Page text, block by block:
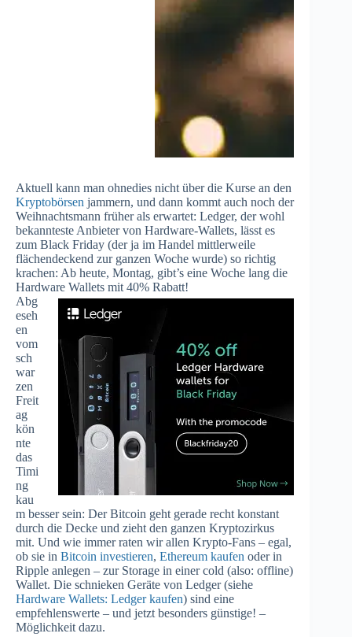
Aktuell kann man ohnedies nicht über die Kurse an den
Kryptobörsen jammern, und dann kommt auch noch der
Weihnachtsmann früher als erwartet: Ledger, der wohl
bekannteste Anbieter von Hardware-Wallets, lässt es
zum Black Friday (der ja im Handel mittlerweile
flächendeckend zur ganzen Woche wurde) so richtig
krachen: Ab heute, Montag, gibt’s eine Woche lang die
Hardware Wallets mit 40% Rabatt!
Abg
eseh
en
vom
sch
war
zen
Freit
ag
kön
nte
das
Timi
ng
kau
m besser sein: Der Bitcoin geht gerade recht konstant
durch die Decke und zieht den ganzen Kryptozirkus
mit. Und wie immer raten wir allen Krypto-Fans – egal,
ob sie in Bitcoin investieren, Ethereum kaufen oder in
Ripple anlegen – zur Storage in einer cold (also: offline)
Wallet. Die schnieken Geräte von Ledger (siehe
Hardware Wallets: Ledger kaufen) sind eine
empfehlenswerte – und jetzt besonders günstige! –
Möglichkeit dazu.